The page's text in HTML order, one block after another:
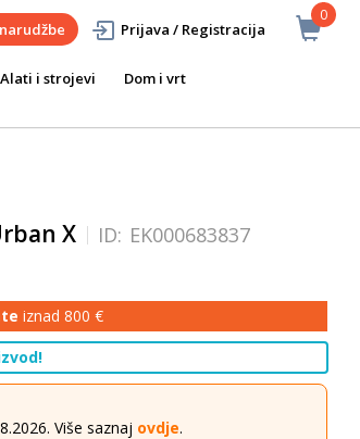
0
Prijava / Registracija
Alati i strojevi
Dom i vrt
X ID: EK000683837
iznad 800 €
Više saznaj ovdje.